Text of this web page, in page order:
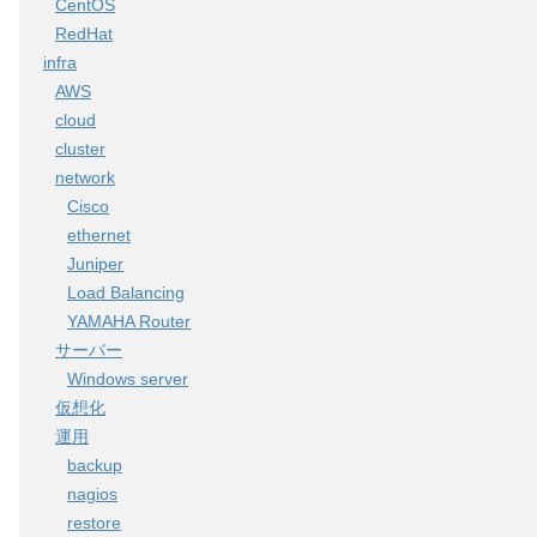
CentOS
RedHat
infra
AWS
cloud
cluster
network
Cisco
ethernet
Juniper
Load Balancing
YAMAHA Router
サーバー
Windows server
仮想化
運用
backup
nagios
restore